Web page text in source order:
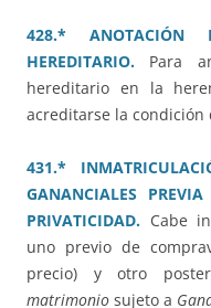
428.* ANOTACIÓN
HEREDITARIO.
Para
hereditario en la
acreditarse la
431.*
GANANCIALES
PRIVATICIDAD. Cabe
uno previo de
precio) y otro
matrimonio sujeto a